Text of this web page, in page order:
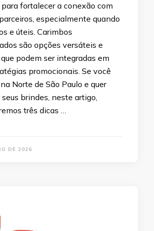
fortalecer a conexão com
especialmente quando
e úteis. Carimbos
são opções versáteis e
podem ser integradas em
promocionais. Se você
Norte de São Paulo e quer
brindes, neste artigo,
três dicas …
DE 2026